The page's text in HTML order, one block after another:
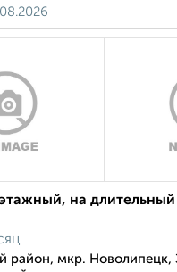
на длительный
район, мкр. Новолипецк,